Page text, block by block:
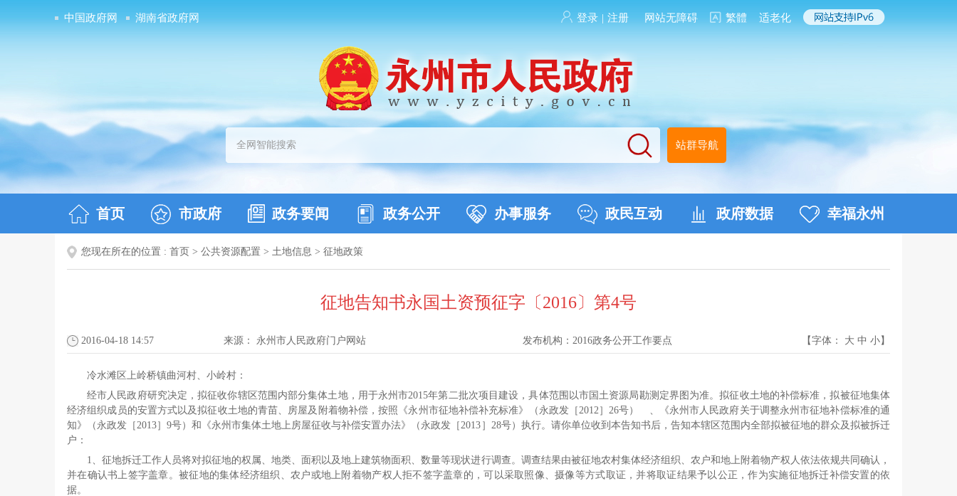
中国政府网 湖南省政府网 登录 | 注册 网站无障碍 繁體 适老化
站群导航
首页 市政府 政务要闻 政务公开 办事服务 政民互动 政府数据 幸福永州
您现在所在的位置 : 首页 > 公共资源配置 > 土地信息 > 征地政策
征地告知书永国土资预征字〔2016〕第4号
2016-04-18 14:57 来源： 永州市人民政府门户网站 发布机构： 2016政务公开工作要点 【字体： 大 中 小】
冷水滩区上岭桥镇曲河村、小岭村：
经市人民政府研究决定，拟征收你辖区范围内部分集体土地，用于永州市2015年第二批次项目建设，具体范围以市国土资源局勘测定界图为准。拟征收土地的补偿标准，拟被征地集体
经济组织成员的安置方式以及拟征收土地的青苗、房屋及附着物补偿，按照《永州市征地补偿补充标准》（永政发［2012］26号） 、《永州市人民政府关于调整永州市征地补偿标准的通
知》（永政发［2013］9号）和《永州市集体土地上房屋征收与补偿安置办法》（永政发［2013］28号）执行。请你单位收到本告知书后，告知本辖区范围内全部拟被征地的群众及拟被拆迁
户：
1、征地拆迁工作人员将对拟征地的权属、地类、面积以及地上建筑物面积、数量等现状进行调查。调查结果由被征地农村集体经济组织、农户和地上附着物产权人依法依规共同确认，
并在确认书上签字盖章。被征地的集体经济组织、农户或地上附着物产权人拒不签字盖章的，可以采取照像、摄像等方式取证，并将取证结果予以公正，作为实施征地拆迁补偿安置的依
据。